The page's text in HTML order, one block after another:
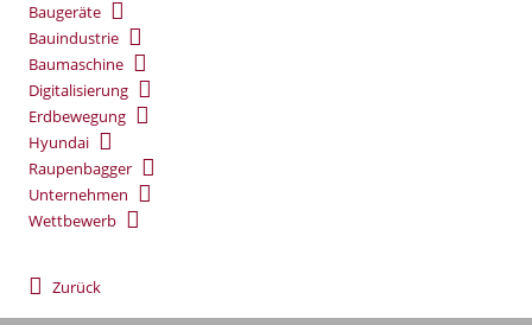
Baugeräte
Bauindustrie
Baumaschine
Digitalisierung
Erdbewegung
Hyundai
Raupenbagger
Unternehmen
Wettbewerb
Zurück